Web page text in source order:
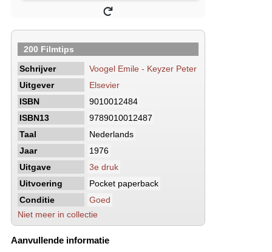
200 Filmtips
Schrijver
Voogel Emile - Keyzer Peter
Uitgever
Elsevier
ISBN
9010012484
ISBN13
9789010012487
Taal
Nederlands
Jaar
1976
Uitgave
3e druk
Uitvoering
Pocket paperback
Conditie
Goed
Niet meer in collectie
Aanvullende informatie